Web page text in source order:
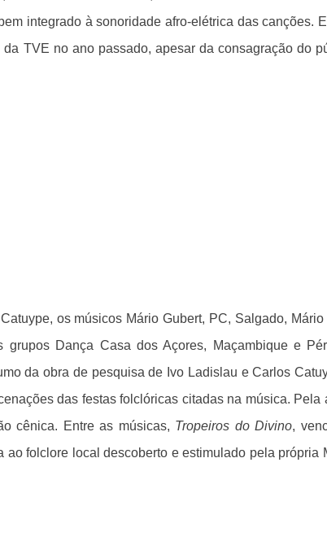
integrado à sonoridade afro-elétrica das canções.
TVE no ano passado, apesar da consagração do
os músicos Mário Gubert, PC, Salgado,
Dança Casa dos Açores, Maçambique e
da obra de pesquisa de Ivo Ladislau e Carlos
das festas folclóricas citadas na música. Pela
cênica. Entre as músicas, Tropeiros do Divino,
folclore local descoberto e estimulado pela própria